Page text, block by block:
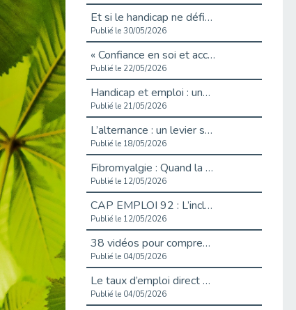
Et si le handicap ne définissait plus la carrière ?
Publié le 30/05/2026
« Confiance en soi et acceptation du handicap » : un levier puissant vers l’emploi
Publié le 22/05/2026
Handicap et emploi : une matinée pour briser les tabous
Publié le 21/05/2026
L’alternance : un levier stratégique pour recruter et inclure durablement
Publié le 18/05/2026
Fibromyalgie : Quand la douleur invisible s’invite au bureau
Publié le 12/05/2026
CAP EMPLOI 92 : L’inclusion portée à son sommet, bien au-delà des quotas
Publié le 12/05/2026
38 vidéos pour comprendre et agir durablement
Publié le 04/05/2026
Le taux d’emploi direct dans la fonction publique dépasse 6 % en 2025
Publié le 04/05/2026